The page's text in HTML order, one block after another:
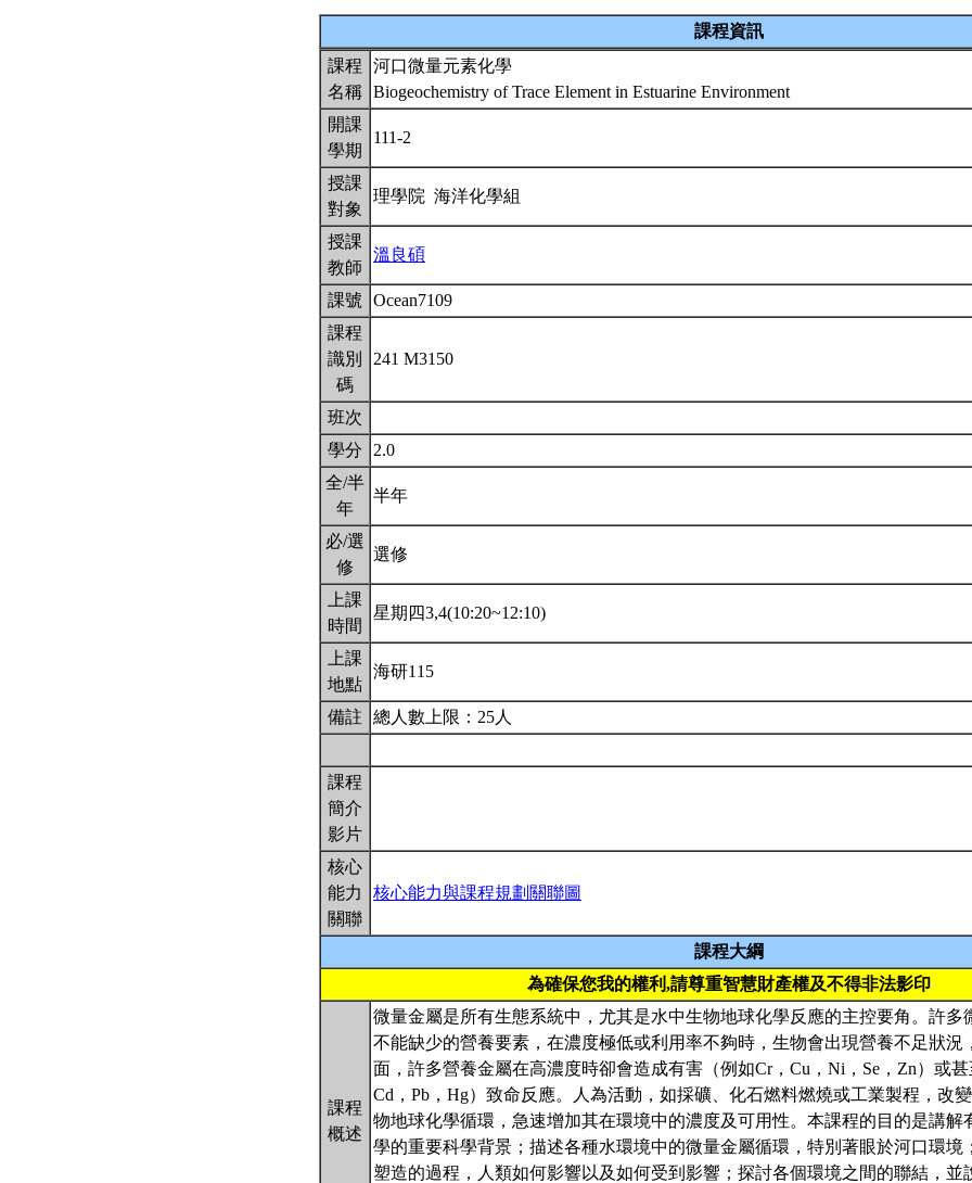
課程資訊
課程
名稱
河口微量元素化學
Biogeochemistry of Trace Element in Estuarine Environment
開課
學期
111-2
授課
對象
理學院 海洋化學組
授課
教師
溫良碩
課號
Ocean7109
課程
識別
碼
241 M3150
班次
學分
2.0
全/半
年
半年
必/選
修
選修
上課
時間
星期四3,4(10:20~12:10)
上課
地點
海研115
備註 總人數上限：25人
課程
簡介
影片
核心
能力
關聯
核心能力與課程規劃關聯圖
課程大綱
為確保您我的權利,請尊重智慧財產權及不得非法影印
課程
概述
微量金屬是所有生態系統中，尤其是水中生物地球化學反應的主控要角。許多
不能缺少的營養要素，在濃度極低或利用率不夠時，生物會出現營養不足狀況
面，許多營養金屬在高濃度時卻會造成有害（例如Cr，Cu，Ni，Se，Zn）或
Cd，Pb，Hg）致命反應。人為活動，如採礦、化石燃料燃燒或工業製程，改
物地球化學循環，急速增加其在環境中的濃度及可用性。本課程的目的是講解
學的重要科學背景；描述各種水環境中的微量金屬循環，特別著眼於河口環境
塑造的過程，人類如何影響以及如何受到影響；探討各個環境之間的聯結，並